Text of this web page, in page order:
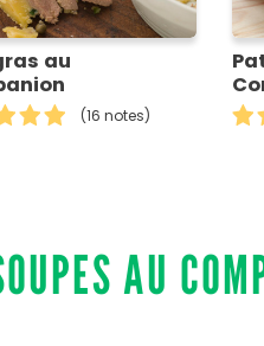
au
(16 notes)
AU